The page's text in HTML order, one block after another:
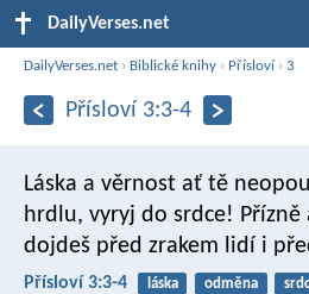
DailyVerses.net
DailyVerses.net › Biblické knihy › Přísloví›3
Přísloví 3:3-4
Láska a věrnost ať tě
hrdlu, vyryj do srdce!
dojdeš před zrakem lidí i
Přísloví 3:3-4 láska odměna